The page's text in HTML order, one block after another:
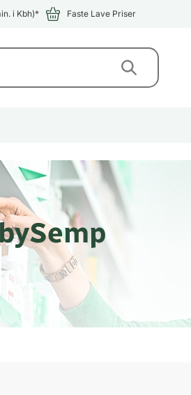
i Kbh)* Faste Lave Priser